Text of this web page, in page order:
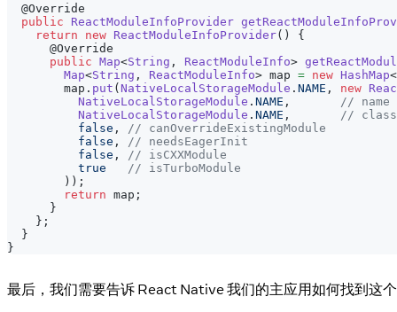
@Override
public
ReactModuleInfoProvider
return
new ReactModuleInfoProvider( )
{
@Override
public Map<String , ReactModuleInfo>
Map<String , ReactModuleInfo> map = new HashMap<
        map
. put ( NativeLocalStorageModule . NAME , new
NativeLocalStorageModule . NAME ,
// name
NativeLocalStorageModule . NAME ,
//
false ,
// canOverrideExistingModule
false ,
// needsEagerInit
false ,
// isCXXModule
true
// isTurboModule
) ) ;
return map ;
}
} ;
}
}
最后，我们需要告诉 React Native 我们的主应用如何找到这